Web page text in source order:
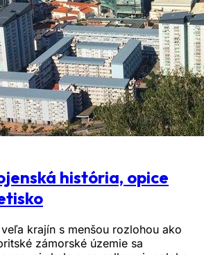
história, opice
krajín s menšou rozlohou ako
zámorské územie sa